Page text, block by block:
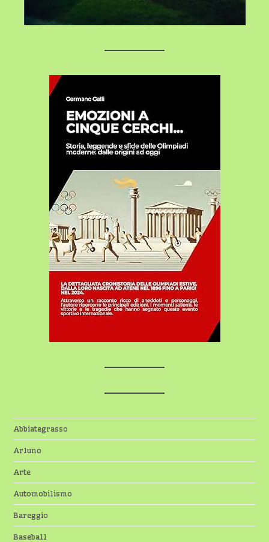
Abbiategrasso
Arluno
Arte
Automobilismo
Bareggio
Baseball